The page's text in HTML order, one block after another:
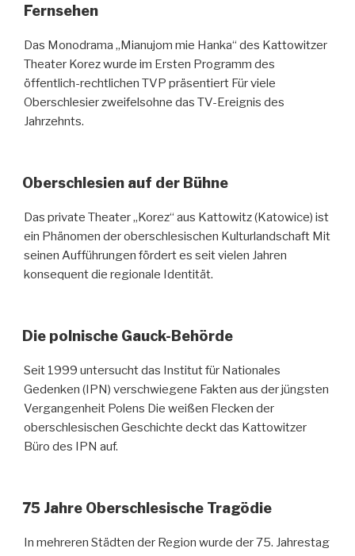
Fernsehen
Das Monodrama „Mianujom mie Hanka“ des Kattowitzer
Theater Korez wurde im Ersten Programm des
öffentlich-rechtlichen TVP präsentiert Für viele
Oberschlesier zweifelsohne das TV-Ereignis des
Jahrzehnts.
Oberschlesien auf der Bühne
Das private Theater „Korez“ aus Kattowitz (Katowice) ist
ein Phänomen der oberschlesischen Kulturlandschaft Mit
seinen Aufführungen fördert es seit vielen Jahren
konsequent die regionale Identität.
Die polnische Gauck-Behörde
Seit 1999 untersucht das Institut für Nationales
Gedenken (IPN) verschwiegene Fakten aus der jüngsten
Vergangenheit Polens Die weißen Flecken der
oberschlesischen Geschichte deckt das Kattowitzer
Büro des IPN auf.
75 Jahre Oberschlesische Tragödie
In mehreren Städten der Region wurde der 75. Jahrestag